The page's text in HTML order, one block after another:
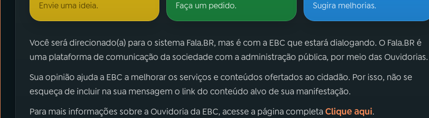
Envie uma ideia. Faça um pedido. Sugira melhorias.
Você será direcionado(a) para o sistema Fala.BR, mas é com a EBC que estará dialogando. O Fala.BR é
uma plataforma de comunicação da sociedade com a administração pública, por meio das Ouvidorias.
Sua opinião ajuda a EBC a melhorar os serviços e conteúdos ofertados ao cidadão. Por isso, não se
esqueça de incluir na sua mensagem o link do conteúdo alvo de sua manifestação.
Para mais informações sobre a Ouvidoria da EBC, acesse a página completaClique aqui.